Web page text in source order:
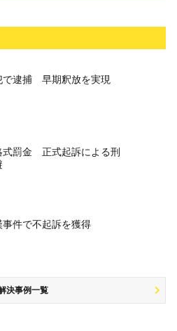
で逮捕 早期釈放を実現
式罰金 正式起訴による刑
事件で不起訴を獲得
決事例一覧